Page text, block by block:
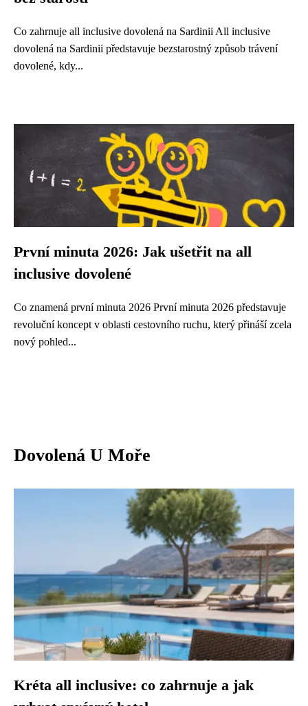
Co zahrnuje all inclusive dovolená na Sardinii All inclusive
dovolená na Sardinii představuje bezstarostný způsob trávení
dovolené, kdy...
První minuta 2026: Jak ušetřit na all
inclusive dovolené
Co znamená první minuta 2026 První minuta 2026 představuje
revoluční koncept v oblasti cestovního ruchu, který přináší zcela
nový pohled...
Dovolená U Moře
Kréta all inclusive: co zahrnuje a jak